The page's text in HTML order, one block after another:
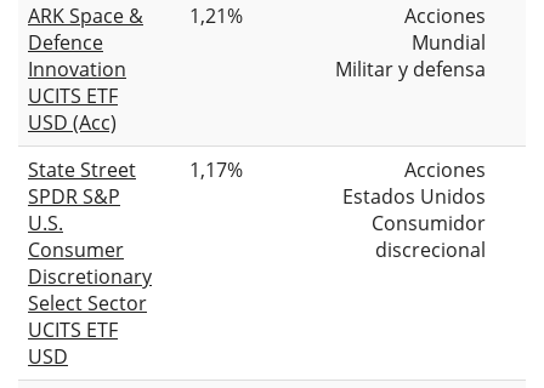
ARK Space &
Defence
Innovation
UCITS ETF
USD (Acc)
1,21%
Acciones
Mundial
Militar y defensa
State Street
SPDR S&P
U.S.
Consumer
Discretionary
Select Sector
UCITS ETF
USD
1,17%
Acciones
Estados Unidos
Consumidor
discrecional